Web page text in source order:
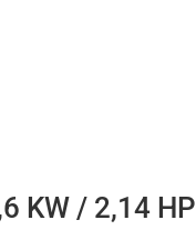
KW / 2,14 HP